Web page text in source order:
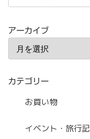
アーカイブ
カテゴリー
お買い物
イベント・旅行記